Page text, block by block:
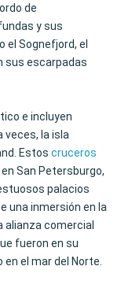
de
y sus
Sognefjord, el
sus escarpadas
e incluyen
veces, la isla
Estos cruceros
San Petersburgo,
palacios
una inmersión en la
alianza comercial
fueron en su
el mar del Norte.